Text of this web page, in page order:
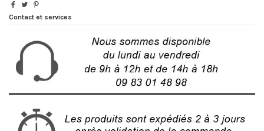
Contact et services